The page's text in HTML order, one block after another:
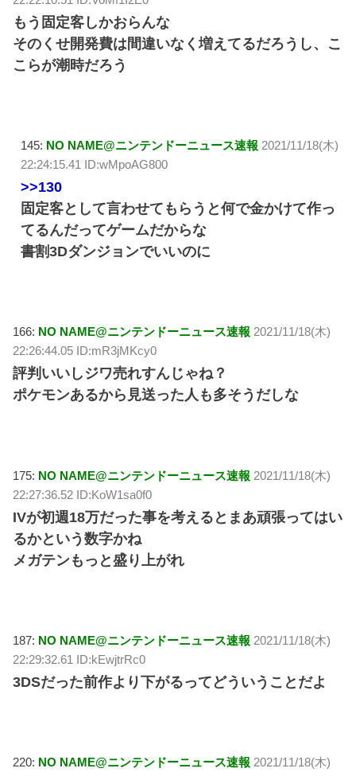
もう固定客しかおらんな
そのくせ開発費は間違いなく増えてるだろうし、こ
こらが潮時だろう
145: NO NAME@ニンテンドーニュース速報 2021/11/18(木)
22:24:15.41 ID:wMpoAG800
>>130
固定客として言わせてもらうと何で金かけて作っ
てるんだってゲームだからな
書割3Dダンジョンでいいのに
166: NO NAME@ニンテンドーニュース速報 2021/11/18(木)
22:26:44.05 ID:mR3jMKcy0
評判いいしジワ売れすんじゃね？
ポケモンあるから見送った人も多そうだしな
175: NO NAME@ニンテンドーニュース速報 2021/11/18(木)
22:27:36.52 ID:KoW1sa0f0
IVが初週18万だった事を考えるとまあ頑張ってはい
るかという数字かね
メガテンもっと盛り上がれ
187: NO NAME@ニンテンドーニュース速報 2021/11/18(木)
22:29:32.61 ID:kEwjtrRc0
3DSだった前作より下がるってどういうことだよ
220: NO NAME@ニンテンドーニュース速報 2021/11/18(木)